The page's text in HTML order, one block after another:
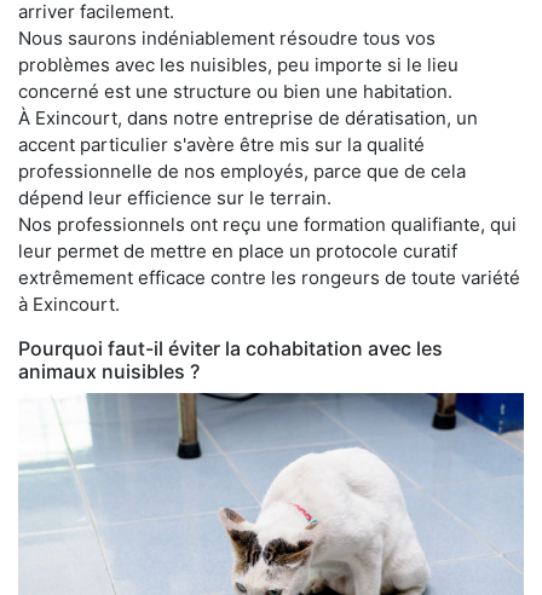
arriver facilement.
Nous saurons indéniablement résoudre tous vos
problèmes avec les nuisibles, peu importe si le lieu
concerné est une structure ou bien une habitation.
À Exincourt, dans notre entreprise de dératisation, un
accent particulier s'avère être mis sur la qualité
professionnelle de nos employés, parce que de cela
dépend leur efficience sur le terrain.
Nos professionnels ont reçu une formation qualifiante, qui
leur permet de mettre en place un protocole curatif
extrêmement efficace contre les rongeurs de toute variété
à Exincourt.
Pourquoi faut-il éviter la cohabitation avec les
animaux nuisibles ?